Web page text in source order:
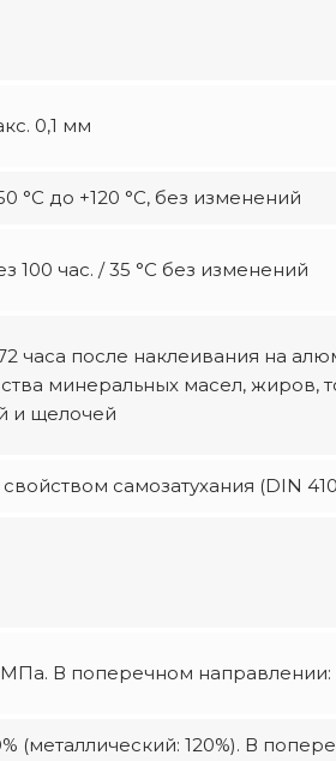
0,1 мм
°С до +120 °С, без изменений
час. / 35 °C без изменений
часа после наклеивания на
минеральных масел, жиров,
и щелочей
самозатухания (DIN
В поперечном
(металлический: 120%). В